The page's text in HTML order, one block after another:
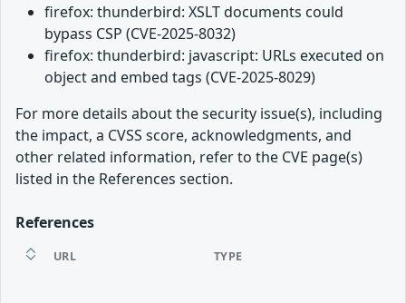
firefox: thunderbird: XSLT documents could
bypass CSP (CVE-2025-8032)
firefox: thunderbird: javascript: URLs executed on
object and embed tags (CVE-2025-8029)
For more details about the security issue(s), including
the impact, a CVSS score, acknowledgments, and
other related information, refer to the CVE page(s)
listed in the References section.
References
URL TYPE